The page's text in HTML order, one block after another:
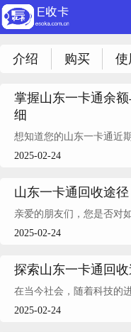
介绍 购买 使
掌握山东一卡通余
细
想知道您的山东一卡通近
2025-02-24
山东一卡通回收途
亲爱的朋友们，您是否对
2025-02-24
探索山东一卡通回
在当今社会，随着科技的
2025-02-24